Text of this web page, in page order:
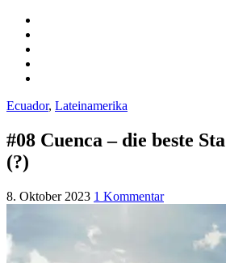
Ecuador, Lateinamerika
#08 Cuenca – die beste
(?)
8. Oktober 2023 1 Kommentar